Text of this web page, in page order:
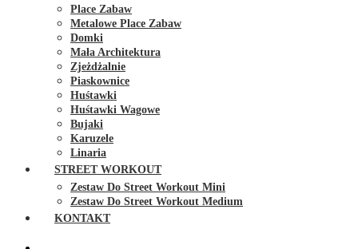
Place Zabaw
Metalowe Place Zabaw
Domki
Mała Architektura
Zjeżdżalnie
Piaskownice
Huśtawki
Huśtawki Wagowe
Bujaki
Karuzele
Linaria
STREET WORKOUT
Zestaw Do Street Workout Mini
Zestaw Do Street Workout Medium
KONTAKT